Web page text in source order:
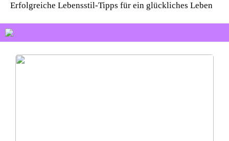
Erfolgreiche Lebensstil-Tipps für ein glückliches Leben